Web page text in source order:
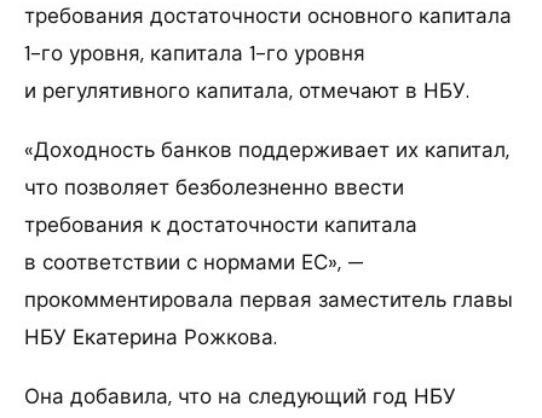
требования достаточности основного капитала
1-го уровня, капитала 1-го уровня
и регулятивного капитала, отмечают в НБУ.
«Доходность банков поддерживает их капитал,
что позволяет безболезненно ввести
требования к достаточности капитала
в соответствии с нормами ЕС», —
прокомментировала первая заместитель главы
НБУ Екатерина Рожкова.
Она добавила, что на следующий год НБУ